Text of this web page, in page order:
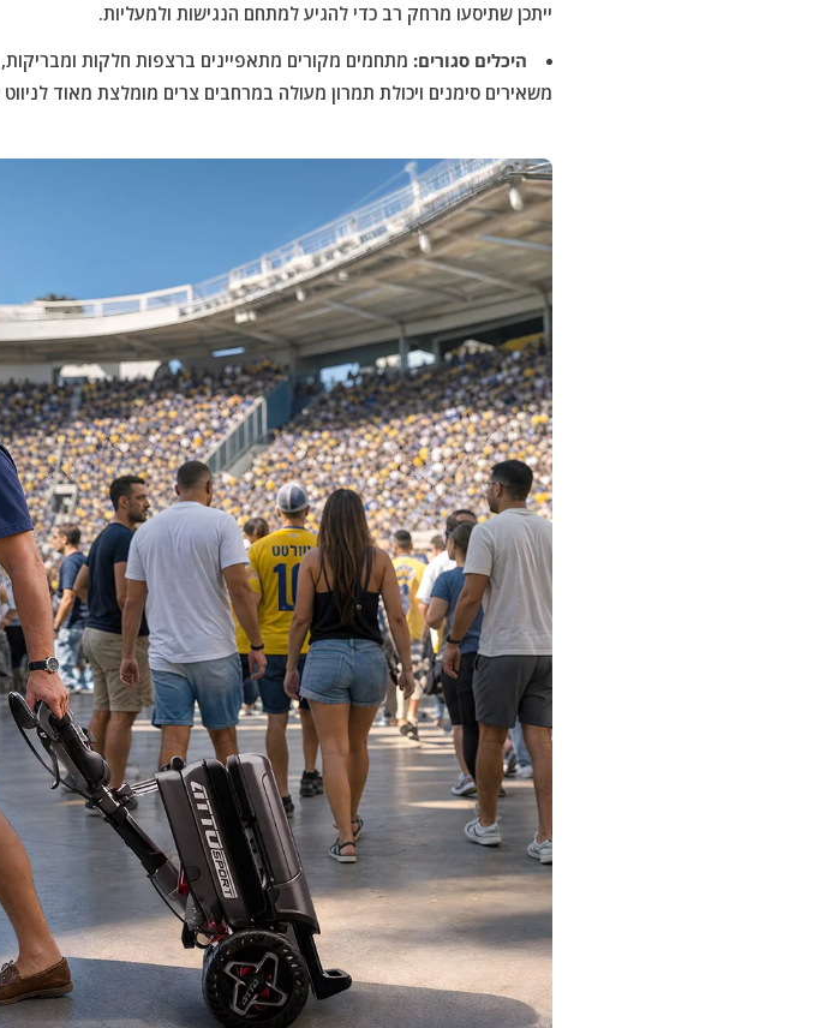
ייתכן שתיסעו מרחק רב כדי להגיע למתחם הנגישות ולמעליות.
היכלים סגורים: מתחמים מקורים מתאפיינים ברצפות חלקות
משאירים סימנים ויכולת תמרון מעולה במרחבים צרים מומלצת מאוד